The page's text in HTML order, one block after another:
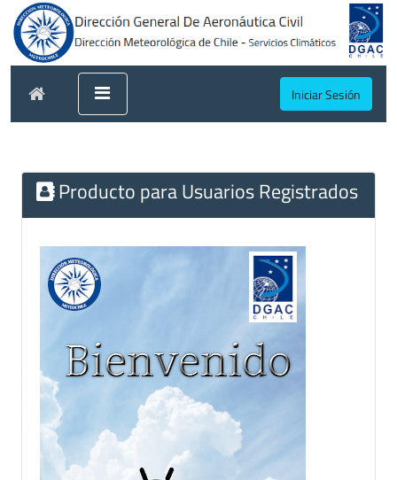
Iniciar Sesión
Producto para Usuarios Registrados